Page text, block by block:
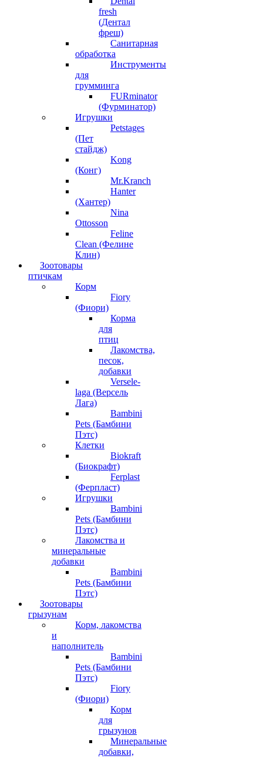
fresh
(Дентал
фреш)
Санитарная
обработка
Инструменты
для
грумминга
FURminator
(Фурминатор)
Игрушки
Petstages
(Пет
стайдж)
Kong
(Конг)
Mr.Kranch
Hanter
(Хантер)
Nina
Ottosson
Feline
Clean (Фелине
Клин)
Зоотовары
птичкам
Корм
Fiory
(Фиори)
Корма
для
птиц
Лакомства,
песок,
добавки
Versele-
laga (Версель
Лага)
Bambini
Pets (Бамбини
Пэтс)
Клетки
Biokraft
(Биокрафт)
Ferplast
(Ферпласт)
Игрушки
Bambini
Pets (Бамбини
Пэтс)
Лакомства и
минеральные
добавки
Bambini
Pets (Бамбини
Пэтс)
Зоотовары
грызунам
Корм, лакомства
и
наполнитель
Bambini
Pets (Бамбини
Пэтс)
Fiory
(Фиори)
Корм
для
грызунов
Минеральные
добавки,